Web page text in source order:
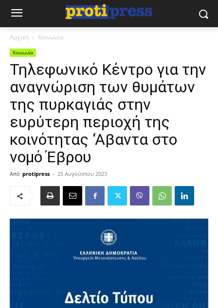
Αρχική Κοινωνία
Κοινωνία
Τηλεφωνικό Κέντρο για την
αναγνώριση των θυμάτων
της πυρκαγιάς στην
ευρύτερη περιοχή της
κοινότητας ‘Αβαντα στο
νομό Έβρου
Από protipress - 25 Αυγούστου 2023